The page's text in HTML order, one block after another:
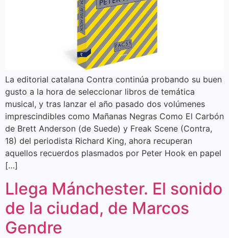
La editorial catalana Contra continúa probando su buen
gusto a la hora de seleccionar libros de temática
musical, y tras lanzar el año pasado dos volúmenes
imprescindibles como Mañanas Negras Como El Carbón
de Brett Anderson (de Suede) y Freak Scene (Contra,
18) del periodista Richard King, ahora recuperan
aquellos recuerdos plasmados por Peter Hook en papel
[…]
Llega Mánchester. El sonido
de la ciudad, de Marcos
Gendre